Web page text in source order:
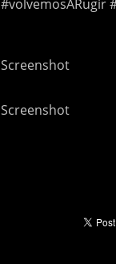
#volvemosARugir
Screenshot
Screenshot